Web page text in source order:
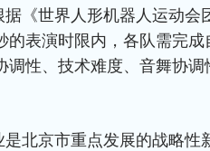
据《世界人形机器人运动会
的表演时限内，各队需完
调性、技术难度、音舞协
是北京市重点发展的战略性